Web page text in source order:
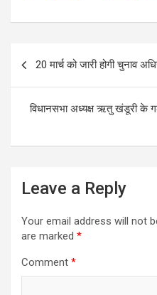
ce
o
o
tt
er
ail at
A
p
20 मार्च को जारी होगी चुनाव
विधानसभा अध्यक्ष ऋतु खंडूरी के
Leave a Reply
Your email address will not
are marked *
Comment *